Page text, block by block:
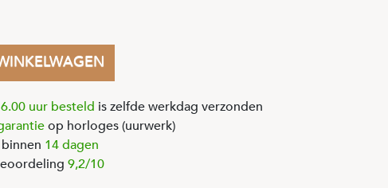
uur besteld is zelfde werkdag verzonden
op horloges (uurwerk)
14 dagen
9,2/10